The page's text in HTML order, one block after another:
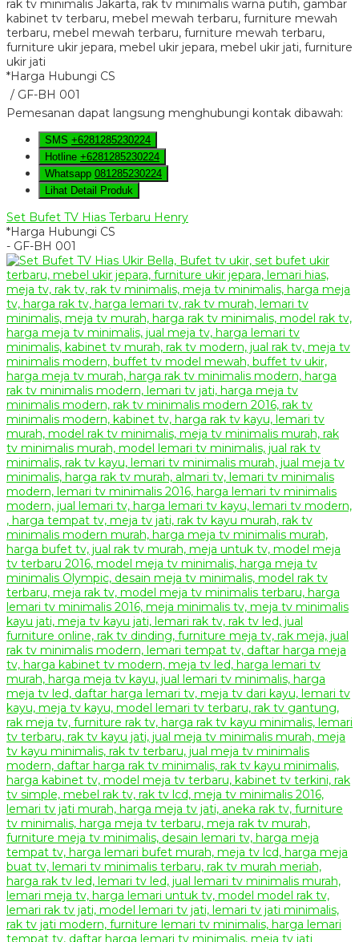
*Harga Hubungi CS
/ GF-BH 001
Pemesanan dapat langsung menghubungi kontak dibawah:
SMS +6281285230224
Hotline +6281285230224
Whatsapp 081285230224
Lihat Detail Produk
Set Bufet TV Hias Terbaru Henry
*Harga Hubungi CS
- GF-BH 001